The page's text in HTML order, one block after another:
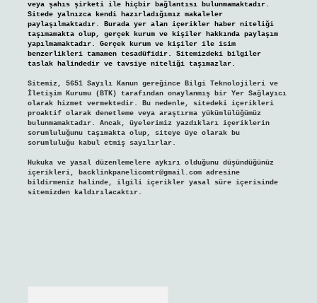
veya şahıs şirketi ile hiçbir bağlantısı bulunmamaktadır.
Sitede yalnızca kendi hazırladığımız makaleler
paylaşılmaktadır. Burada yer alan içerikler haber niteliği
taşımamakta olup, gerçek kurum ve kişiler hakkında paylaşım
yapılmamaktadır. Gerçek kurum ve kişiler ile isim
benzerlikleri tamamen tesadüfidir. Sitemizdeki bilgiler
taslak halindedir ve tavsiye niteliği taşımazlar.
Sitemiz, 5651 Sayılı Kanun gereğince Bilgi Teknolojileri ve
İletişim Kurumu (BTK) tarafından onaylanmış bir Yer Sağlayıcı
olarak hizmet vermektedir. Bu nedenle, sitedeki içerikleri
proaktif olarak denetleme veya araştırma yükümlülüğümüz
bulunmamaktadır. Ancak, üyelerimiz yazdıkları içeriklerin
sorumluluğunu taşımakta olup, siteye üye olarak bu
sorumluluğu kabul etmiş sayılırlar.
Hukuka ve yasal düzenlemelere aykırı olduğunu düşündüğünüz
içerikleri, backlinkpanelicomtr@gmail.comadresine
bildirmeniz halinde, ilgili içerikler yasal süre içerisinde
sitemizden kaldırılacaktır.